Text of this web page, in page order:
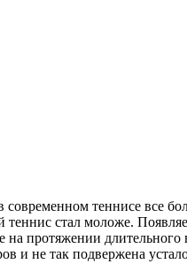
теннисе все
теннис стал моложе.
протяжении
и не так подвержена